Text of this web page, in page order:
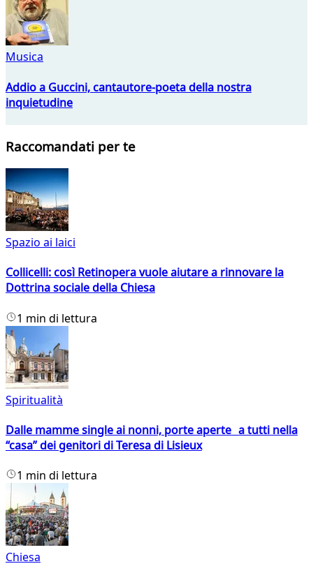
Musica
Addio a Guccini, cantautore-poeta della nostra
inquietudine
Raccomandati per te
Spazio ai laici
Collicelli: così Retinopera vuole aiutare a rinnovare la
Dottrina sociale della Chiesa
1 min di lettura
Spiritualità
Dalle mamme single ai nonni, porte aperte a tutti nella
“casa” dei genitori di Teresa di Lisieux
1 min di lettura
Chiesa